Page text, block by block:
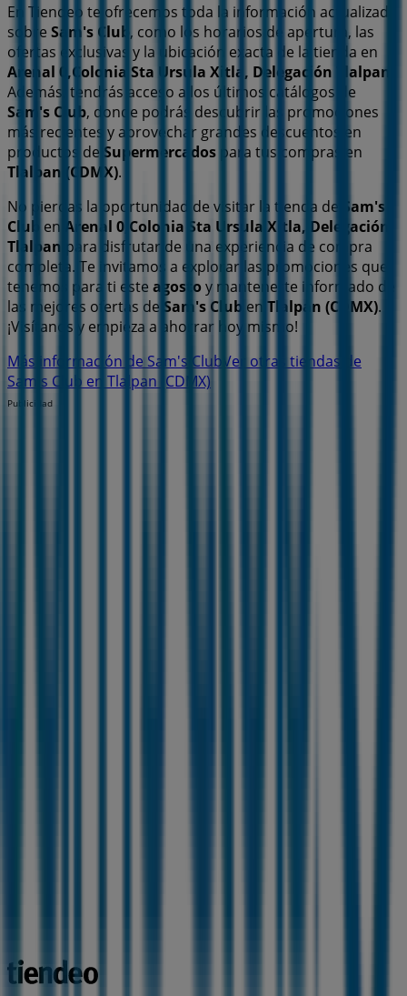
En Tiendeo te ofrecemos toda la información actualizada
sobre Sam's Club , como los horarios de apertura, las
ofertas exclusivas y la ubicación exacta de la tienda en
Arenal 0,Colonia Sta Ursula Xitla, Delegación Tlalpan
Además, tendrás acceso a los últimos catálogos de
Sam's Club, donde podrás descubrir las promociones
más recientes y aprovechar grandes descuentos en
productos de Supermercados para tus compras en
Tlalpan (CDMX).
No pierdas la oportunidad de visitar la tienda de Sam's
Club en Arenal 0,Colonia Sta Ursula Xitla, Delegación
Tlalpan para disfrutar de una experiencia de compra
completa. Te invitamos a explorar las promociones que
tenemos para ti este agosto y mantenerte informado de
las mejores ofertas de Sam's Club en Tlalpan (CDMX).
¡Visítanos y empieza a ahorrar hoy mismo!
Más información de Sam's Club Ver otras tiendas de
Sam's Club en Tlalpan (CDMX)
Publicidad